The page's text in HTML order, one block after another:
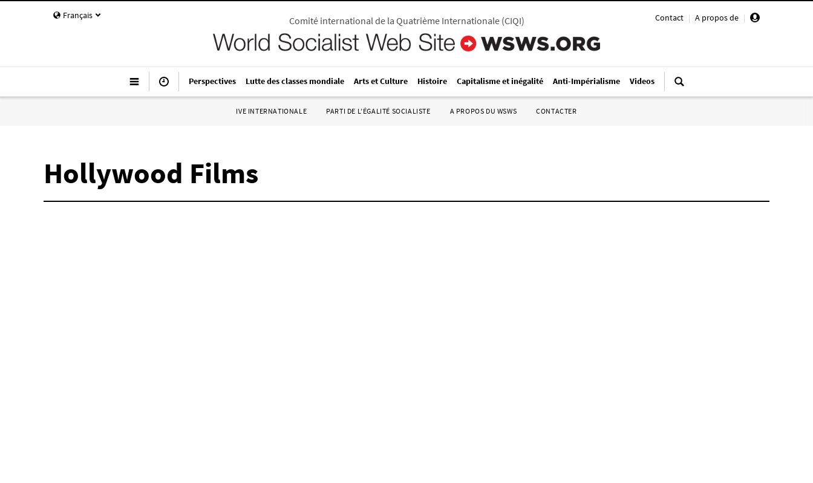
Français Contact | A propos de |
Comité international de la Quatrième Internationale(CIQI)
Perspectives Lutte des classes mondiale Arts et Culture Histoire Capitalisme et inégalité Anti-Impérialisme Videos
IVE INTERNATIONALE PARTI DE L’ÉGALITÉ SOCIALISTE A PROPOS DU WSWS CONTACTER
Hollywood Films